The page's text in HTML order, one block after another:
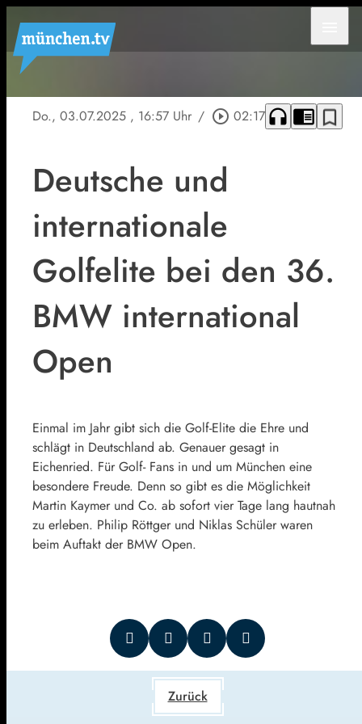
Do., 03.07.2025 , 16:57 Uhr / play_circle_outline 02:17 headphones chrome_reader_mode bookmark_border
Deutsche und
internationale
Golfelite bei den 36.
BMW international
Open
Einmal im Jahr gibt sich die Golf-Elite die Ehre und
schlägt in Deutschland ab. Genauer gesagt in
Eichenried. Für Golf- Fans in und um München eine
besondere Freude. Denn so gibt es die Möglichkeit
Martin Kaymer und Co. ab sofort vier Tage lang hautnah
zu erleben. Philip Röttger und Niklas Schüler waren
beim Auftakt der BMW Open.
Zurück